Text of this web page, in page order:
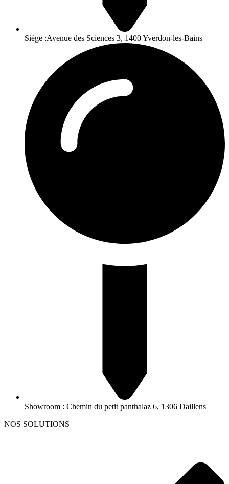
Siège :Avenue des Sciences 3, 1400 Yverdon-les-Bains
Showroom : Chemin du petit panthalaz 6, 1306 Daillens
NOS SOLUTIONS